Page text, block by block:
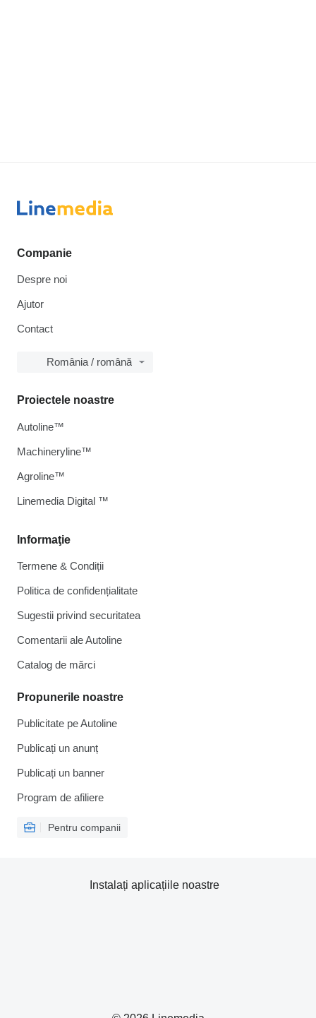
Companie
Despre noi
Ajutor
Contact
România / română
Informaţie
Termene & Condiții
Politica de confidențialitate
Sugestii privind securitatea
Comentarii ale Autoline
Catalog de mărcі
Propunerile noastre
Publicitate pe Autoline
Publicați un anunț
Publicați un banner
Program de afiliere
Pentru companii
Proiectele noastre
Autoline™
Machineryline™
Agroline™
Linemedia Digital ™
Instalați aplicațiile noastre